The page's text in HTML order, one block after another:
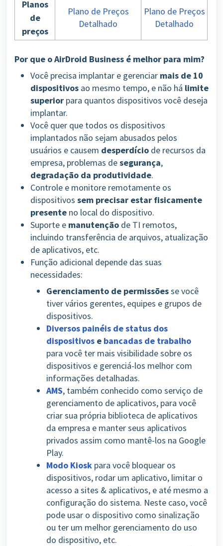
Planos
de
preços
Plano de Preços
Detalhado
Plano de Preços
Detalhado
Por que o AirDroid Business é melhor para mim?
Você precisa implantar e gerenciar mais de 10
dispositivos ao mesmo tempo, e não há limite
superior para quantos dispositivos você deseja
implantar.
Você quer que todos os dispositivos
implantados não sejam abusados pelos
usuários e causem desperdício de recursos da
empresa, problemas desegurança,
degradação da produtividade.
Controle e monitore remotamente os
dispositivos sem precisar estar fisicamente
presente no local do dispositivo.
Suporte e manutenção de TI remotos,
incluindo transferência de arquivos, atualização
de aplicativos, etc.
Função adicional depende das suas
necessidades:
Gerenciamento de permissõesse você
tiver vários gerentes, equipes e grupos de
dispositivos.
Diversos painéis de status dos
dispositivos e bancadas de trabalho
para você ter mais visibilidade sobre os
dispositivos e gerenciá-los melhor com
informações detalhadas.
AMS, também conhecido como serviço de
gerenciamento de aplicativos, para você
criar sua própria biblioteca de aplicativos
da empresa e manter seus aplicativos
privados assim como mantê-los na Google
Play.
Modo Kiosk para você bloquear os
dispositivos, rodar um aplicativo, limitar o
acesso a sites & aplicativos, e até mesmo a
configuração do sistema. Neste caso, você
pode usar o dispositivo como sinalização
ou ter um melhor gerenciamento do uso
do dispositivo, etc.